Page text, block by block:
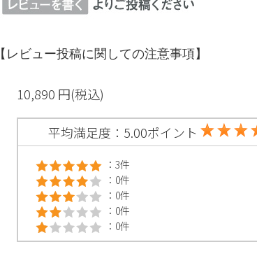
【レビュー投稿に関しての注意事項】
10,890 円(税込)
平均満足度：5.00ポイント
：3件
：0件
：0件
：0件
：0件